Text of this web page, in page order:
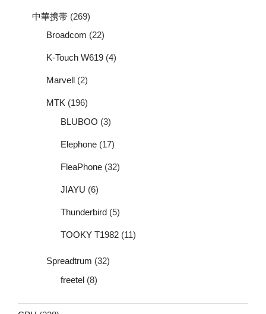
中華携帯 (269)
Broadcom (22)
K-Touch W619 (4)
Marvell (2)
MTK (196)
BLUBOO (3)
Elephone (17)
FleaPhone (32)
JIAYU (6)
Thunderbird (5)
TOOKY T1982 (11)
Spreadtrum (32)
freetel (8)